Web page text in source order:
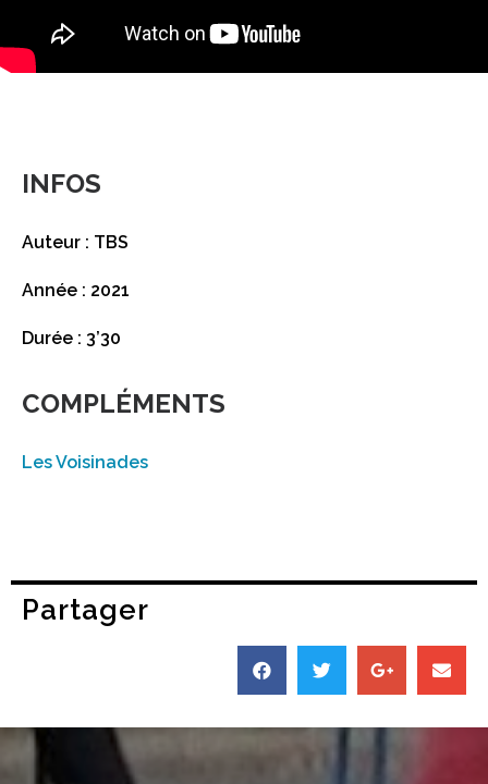
INFOS
Auteur : TBS
Année : 2021
Durée : 3’30
COMPLÉMENTS
Les Voisinades
Partager